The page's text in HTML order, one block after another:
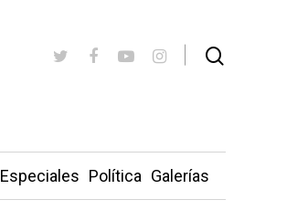
Especiales Política Galerías